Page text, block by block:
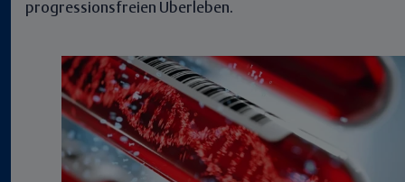
progressionsfreien Überleben.